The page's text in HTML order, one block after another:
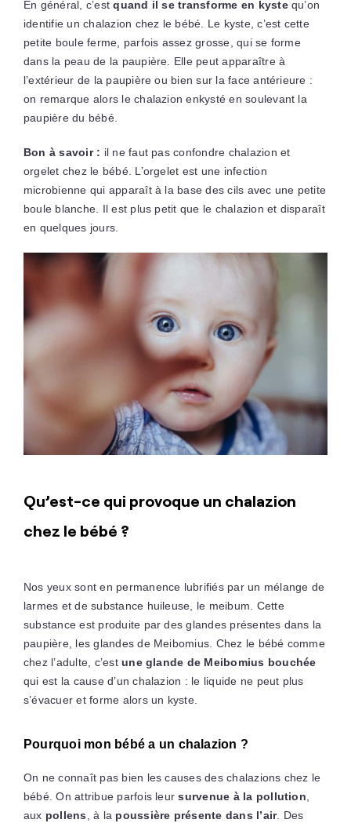
En général, c’estquand il se transforme en kystequ’on
identifie un chalazion chez le bébé. Le kyste, c’est cette
petite boule ferme, parfois assez grosse, qui se forme
dans la peau de la paupière. Elle peut apparaître à
l’extérieur de la paupière ou bien sur la face antérieure :
on remarque alors le chalazion enkysté en soulevant la
paupière du bébé.
Bon à savoir : il ne faut pas confondre chalazion et
orgelet chez le bébé. L’orgelet est une infection
microbienne qui apparaît à la base des cils avec une petite
boule blanche. Il est plus petit que le chalazion et disparaît
en quelques jours.
Qu’est-ce qui provoque un chalazion
chez le bébé ?
Nos yeux sont en permanence lubrifiés par un mélange de
larmes et de substance huileuse, le meibum. Cette
substance est produite par des glandes présentes dans la
paupière, les glandes de Meibomius. Chez le bébé comme
chez l’adulte, c’estune glande de Meibomius bouchée
qui est la cause d’un chalazion : le liquide ne peut plus
s’évacuer et forme alors un kyste.
Pourquoi mon bébé a un chalazion ?
On ne connaît pas bien les causes des chalazions chez le
bébé. On attribue parfois leursurvenue à la pollution,
aux pollens, à la poussière présente dans l’air. Des